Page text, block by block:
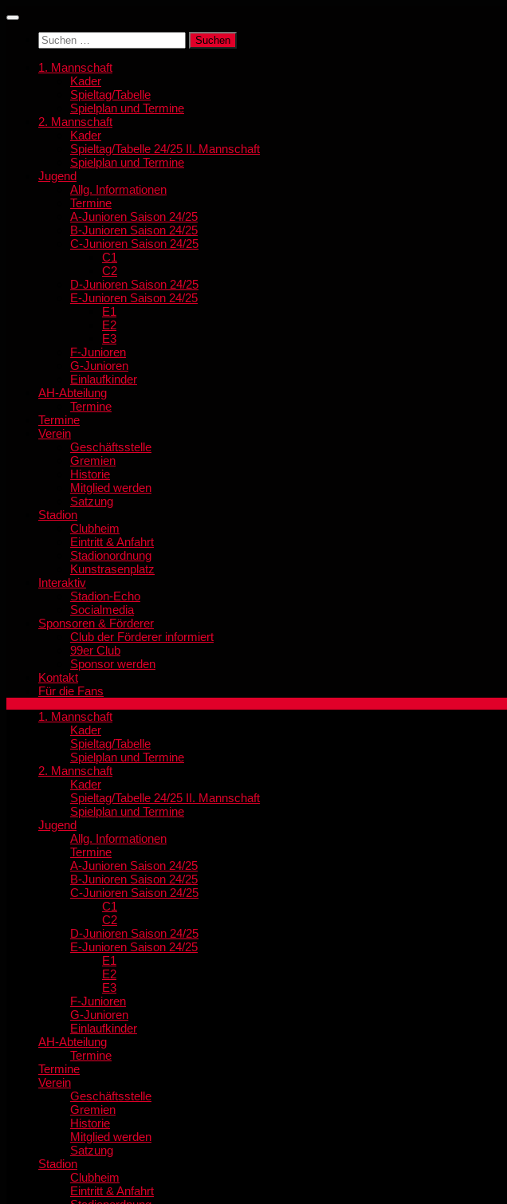
Zum
springenSuchen
nach:
1. Mannschaft
Kader
Spieltag/Tabelle
Spielplan und Termine
2. Mannschaft
Kader
Spieltag/Tabelle 24/25 II. Mannschaft
Spielplan und Termine
Jugend
Allg. Informationen
Termine
A-Junioren Saison 24/25
B-Junioren Saison 24/25
C-Junioren Saison 24/25
C1
C2
D-Junioren Saison 24/25
E-Junioren Saison 24/25
E1
E2
E3
F-Junioren
G-Junioren
Einlaufkinder
AH-Abteilung
Termine
Termine
Verein
Geschäftsstelle
Gremien
Historie
Mitglied werden
Satzung
Stadion
Clubheim
Eintritt & Anfahrt
Stadionordnung
Kunstrasenplatz
Interaktiv
Stadion-Echo
Socialmedia
Sponsoren & Förderer
Club der Förderer informiert
99er Club
Sponsor werden
Kontakt
Für die Fans
1. Mannschaft
Kader
Spieltag/Tabelle
Spielplan und Termine
2. Mannschaft
Kader
Spieltag/Tabelle 24/25 II. Mannschaft
Spielplan und Termine
Jugend
Allg. Informationen
Termine
A-Junioren Saison 24/25
B-Junioren Saison 24/25
C-Junioren Saison 24/25
C1
C2
D-Junioren Saison 24/25
E-Junioren Saison 24/25
E1
E2
E3
F-Junioren
G-Junioren
Einlaufkinder
AH-Abteilung
Termine
Termine
Verein
Geschäftsstelle
Gremien
Historie
Mitglied werden
Satzung
Stadion
Clubheim
Eintritt & Anfahrt